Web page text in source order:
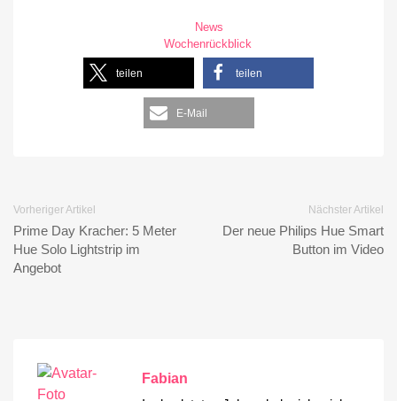
News
Wochenrückblick
teilen teilen
E-Mail
Vorheriger Artikel
Prime Day Kracher: 5 Meter
Hue Solo Lightstrip im
Angebot
Nächster Artikel
Der neue Philips Hue Smart
Button im Video
Fabian